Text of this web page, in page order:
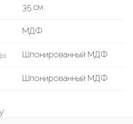
35 см
МДФ
Шпонированный МДФ
Шпонированный МДФ